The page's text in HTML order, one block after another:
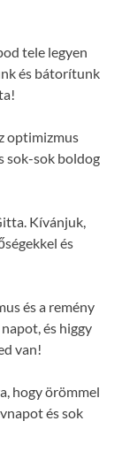
tele legyen
és bátorítunk
optimizmus
sok-sok boldog
Kívánjuk,
és
és a remény
és higgy
van!
hogy örömmel
és sok